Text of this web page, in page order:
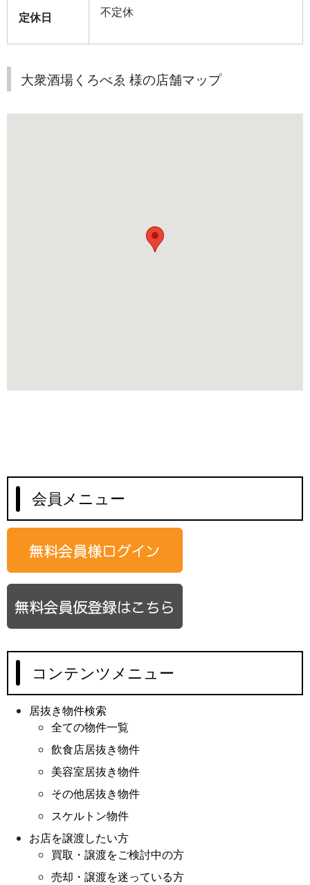
定休日 不定休
大衆酒場くろべゑ 様の店舗マップ
会員メニュー
コンテンツメニュー
居抜き物件検索
全ての物件一覧
飲食店居抜き物件
美容室居抜き物件
その他居抜き物件
スケルトン物件
お店を譲渡したい方
買取・譲渡をご検討中の方
売却・譲渡を迷っている方